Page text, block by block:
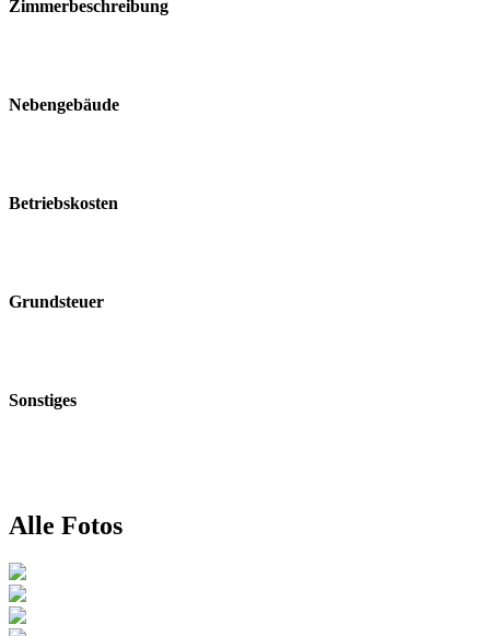
Zimmerbeschreibung
Nebengebäude
Betriebskosten
Grundsteuer
Sonstiges
Alle Fotos